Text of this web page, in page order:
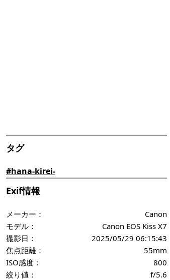
タグ
#hana-kirei-
Exif情報
メーカー：
Canon
モデル：
Canon EOS Kiss X7
撮影日：
2025/05/29 06:15:43
焦点距離：
55mm
ISO感度：
800
絞り値：
f/5.6